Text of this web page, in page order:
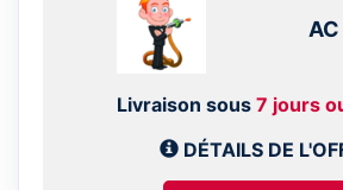
Livraison sous 7 jours
DÉTAILS DE